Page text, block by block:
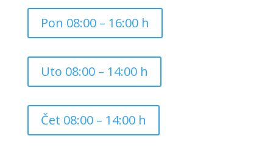
Pon 08:00 – 16:00 h
Uto 08:00 – 14:00 h
Čet 08:00 – 14:00 h